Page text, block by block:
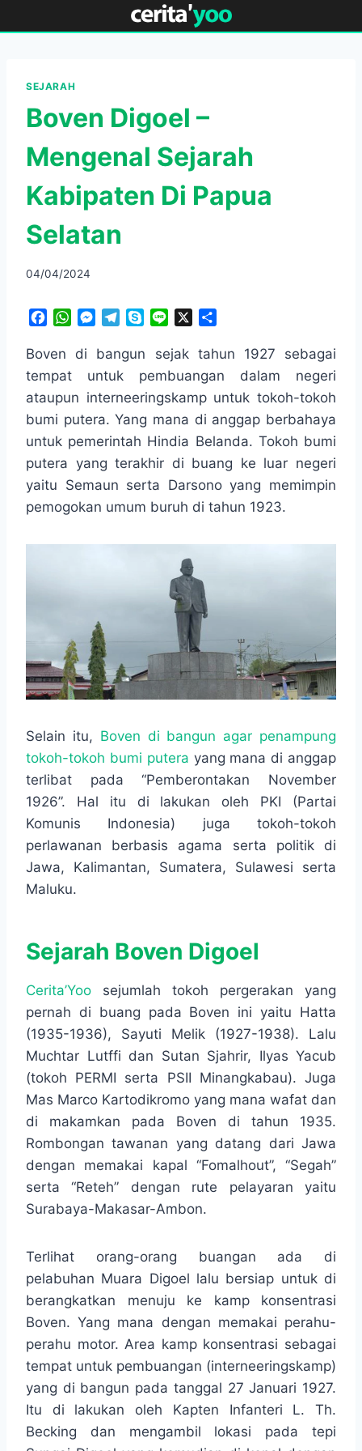
to
SEJARAH
Boven Digoel –
Mengenal Sejarah
Kabipaten Di Papua
Selatan
04/04/2024
c
e
b
o
o
k
W
a
t
A
p
p
M
s
s
e
n
g
e
r
l
e
r
a
m
y
p
e
n
e
a
r
Boven di bangun sejak tahun 1927 sebagai
tempat untuk pembuangan dalam negeri
ataupun interneeringskamp untuk tokoh-tokoh
bumi putera. Yang mana di anggap berbahaya
untuk pemerintah Hindia Belanda. Tokoh bumi
putera yang terakhir di buang ke luar negeri
yaitu Semaun serta Darsono yang memimpin
pemogokan umum buruh di tahun 1923.
Selain itu, Boven di bangun agar penampung
tokoh-tokoh bumi putera yang mana di anggap
terlibat pada “Pemberontakan November
1926”. Hal itu di lakukan oleh PKI (Partai
Komunis Indonesia) juga tokoh-tokoh
perlawanan berbasis agama serta politik di
Jawa, Kalimantan, Sumatera, Sulawesi serta
Maluku.
Sejarah Boven Digoel
Cerita’Yoo sejumlah tokoh pergerakan yang
pernah di buang pada Boven ini yaitu Hatta
(1935-1936), Sayuti Melik (1927-1938). Lalu
Muchtar Lutffi dan Sutan Sjahrir, Ilyas Yacub
(tokoh PERMI serta PSII Minangkabau). Juga
Mas Marco Kartodikromo yang mana wafat dan
di makamkan pada Boven di tahun 1935.
Rombongan tawanan yang datang dari Jawa
dengan memakai kapal “Fomalhout”, “Segah”
serta “Reteh” dengan rute pelayaran yaitu
Surabaya-Makasar-Ambon.
Terlihat orang-orang buangan ada di
pelabuhan Muara Digoel lalu bersiap untuk di
berangkatkan menuju ke kamp konsentrasi
Boven. Yang mana dengan memakai perahu-
perahu motor. Area kamp konsentrasi sebagai
tempat untuk pembuangan (interneeringskamp)
yang di bangun pada tanggal 27 Januari 1927.
Itu di lakukan oleh Kapten Infanteri L. Th.
Becking dan mengambil lokasi pada tepi